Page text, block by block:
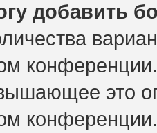
добавить
это
конференции.